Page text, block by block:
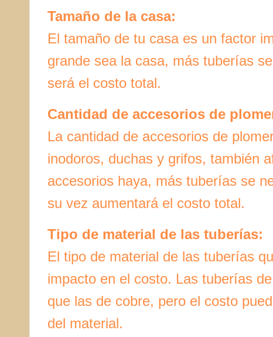
Tamaño de la casa:
El tamaño de tu casa es un factor
grande sea la casa, más tuberías
será el costo total.
Cantidad de accesorios de
La cantidad de accesorios de
inodoros, duchas y grifos, también
accesorios haya, más tuberías se
su vez aumentará el costo total.
Tipo de material de las tuberías:
El tipo de material de las tuberías
impacto en el costo. Las tuberías
que las de cobre, pero el costo
del material.